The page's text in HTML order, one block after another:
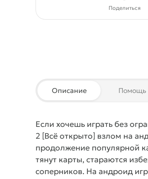
Поделиться
Описание Помощь
Если хочешь играть без
2 [Всё открыто] взлом на
продолжение популярной
тянут карты, стараются
соперников. На андроид